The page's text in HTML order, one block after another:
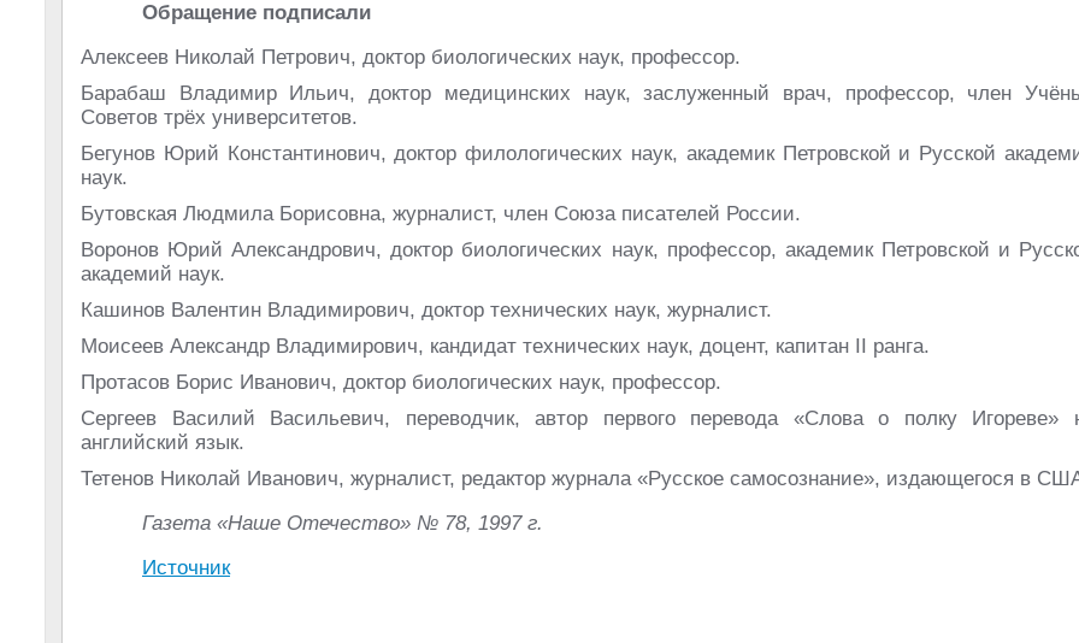
Обращение подписали
Алексеев Николай Петрович, доктор биологических наук, профессор.
Барабаш Владимир Ильич, доктор медицинских наук, заслуженный врач, профессор, член
Советов трёх университетов.
Бегунов Юрий Константинович, доктор филологических наук, академик Петровской и Русской
наук.
Бутовская Людмила Борисовна, журналист, член Союза писателей России.
Воронов Юрий Александрович, доктор биологических наук, профессор, академик Петровской и
академий наук.
Кашинов Валентин Владимирович, доктор технических наук, журналист.
Моисеев Александр Владимирович, кандидат технических наук, доцент, капитан II ранга.
Протасов Борис Иванович, доктор биологических наук, профессор.
Сергеев Василий Васильевич, переводчик, автор первого перевода «Слова о полку Игореве»
английский язык.
Тетенов Николай Иванович, журналист, редактор журнала «Русское самосознание», издающегося в
Газета «Наше Отечество» № 78, 1997 г.
Источник